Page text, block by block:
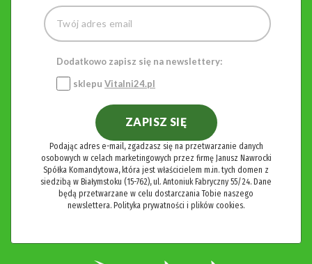
Dodatkowo zapisz się na newslettery:
sklepu Vitalni24.pl
ZAPISZ SIĘ
Podając adres e-mail, zgadzasz się na przetwarzanie danych
osobowych w celach marketingowych przez firmę Janusz Nawrocki
Spółka Komandytowa, która jest właścicielem m.in. tych domen z
siedzibą w Białymstoku (15-762), ul. Antoniuk Fabryczny 55/24. Dane
będą przetwarzane w celu dostarczania Tobie naszego
newslettera. Polityka prywatności i plików cookies.